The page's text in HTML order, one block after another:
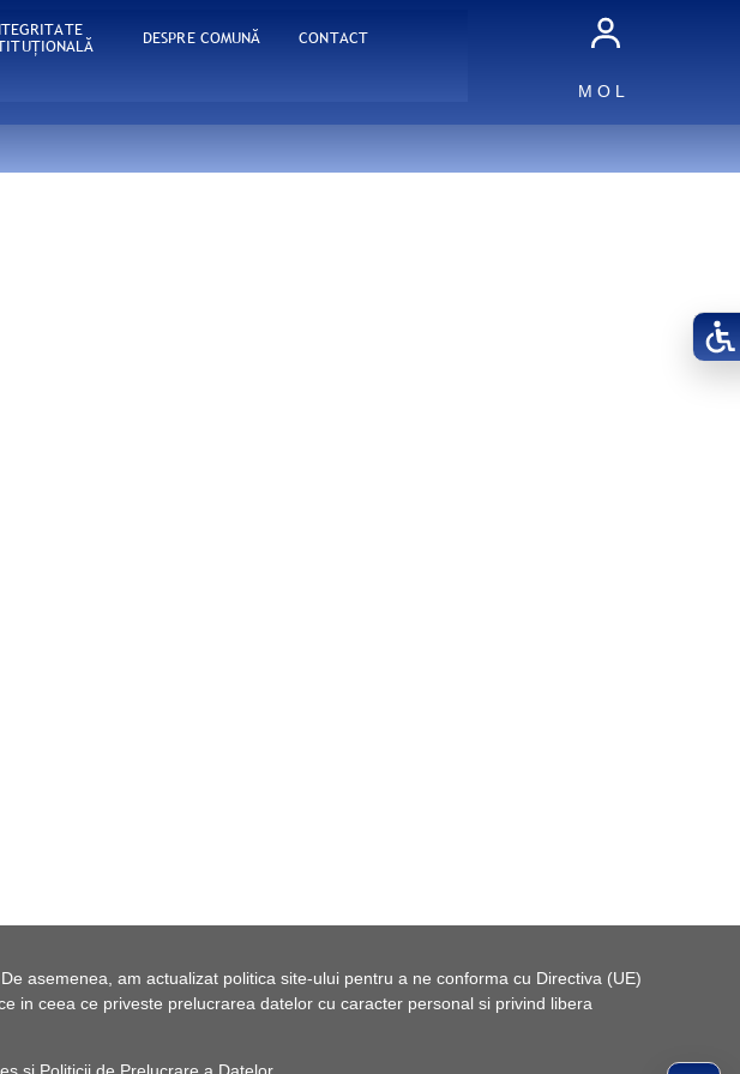
asemenea, am actualizat politica site-ului pentru a ne conforma cu Directiva (UE)
in ceea ce priveste prelucrarea datelor cu caracter personal si privind libera
DESPRE COMUNĂ CONTACT
M O L